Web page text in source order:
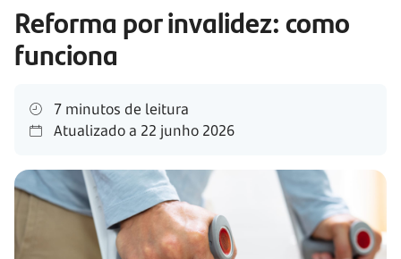
Reforma por invalidez: como
funciona
7 minutos de leitura
Atualizado a 22 junho 2026